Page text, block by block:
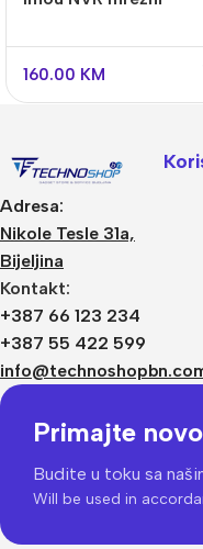
NVR-N110-8A0E-P
160.00 KM
Adresa:
Nikole Tesle 31a,
Bijeljina
Kontakt:
+387 66 123 234
+387 55 422 599
Primajte
Budite u toku sa
Will be used in